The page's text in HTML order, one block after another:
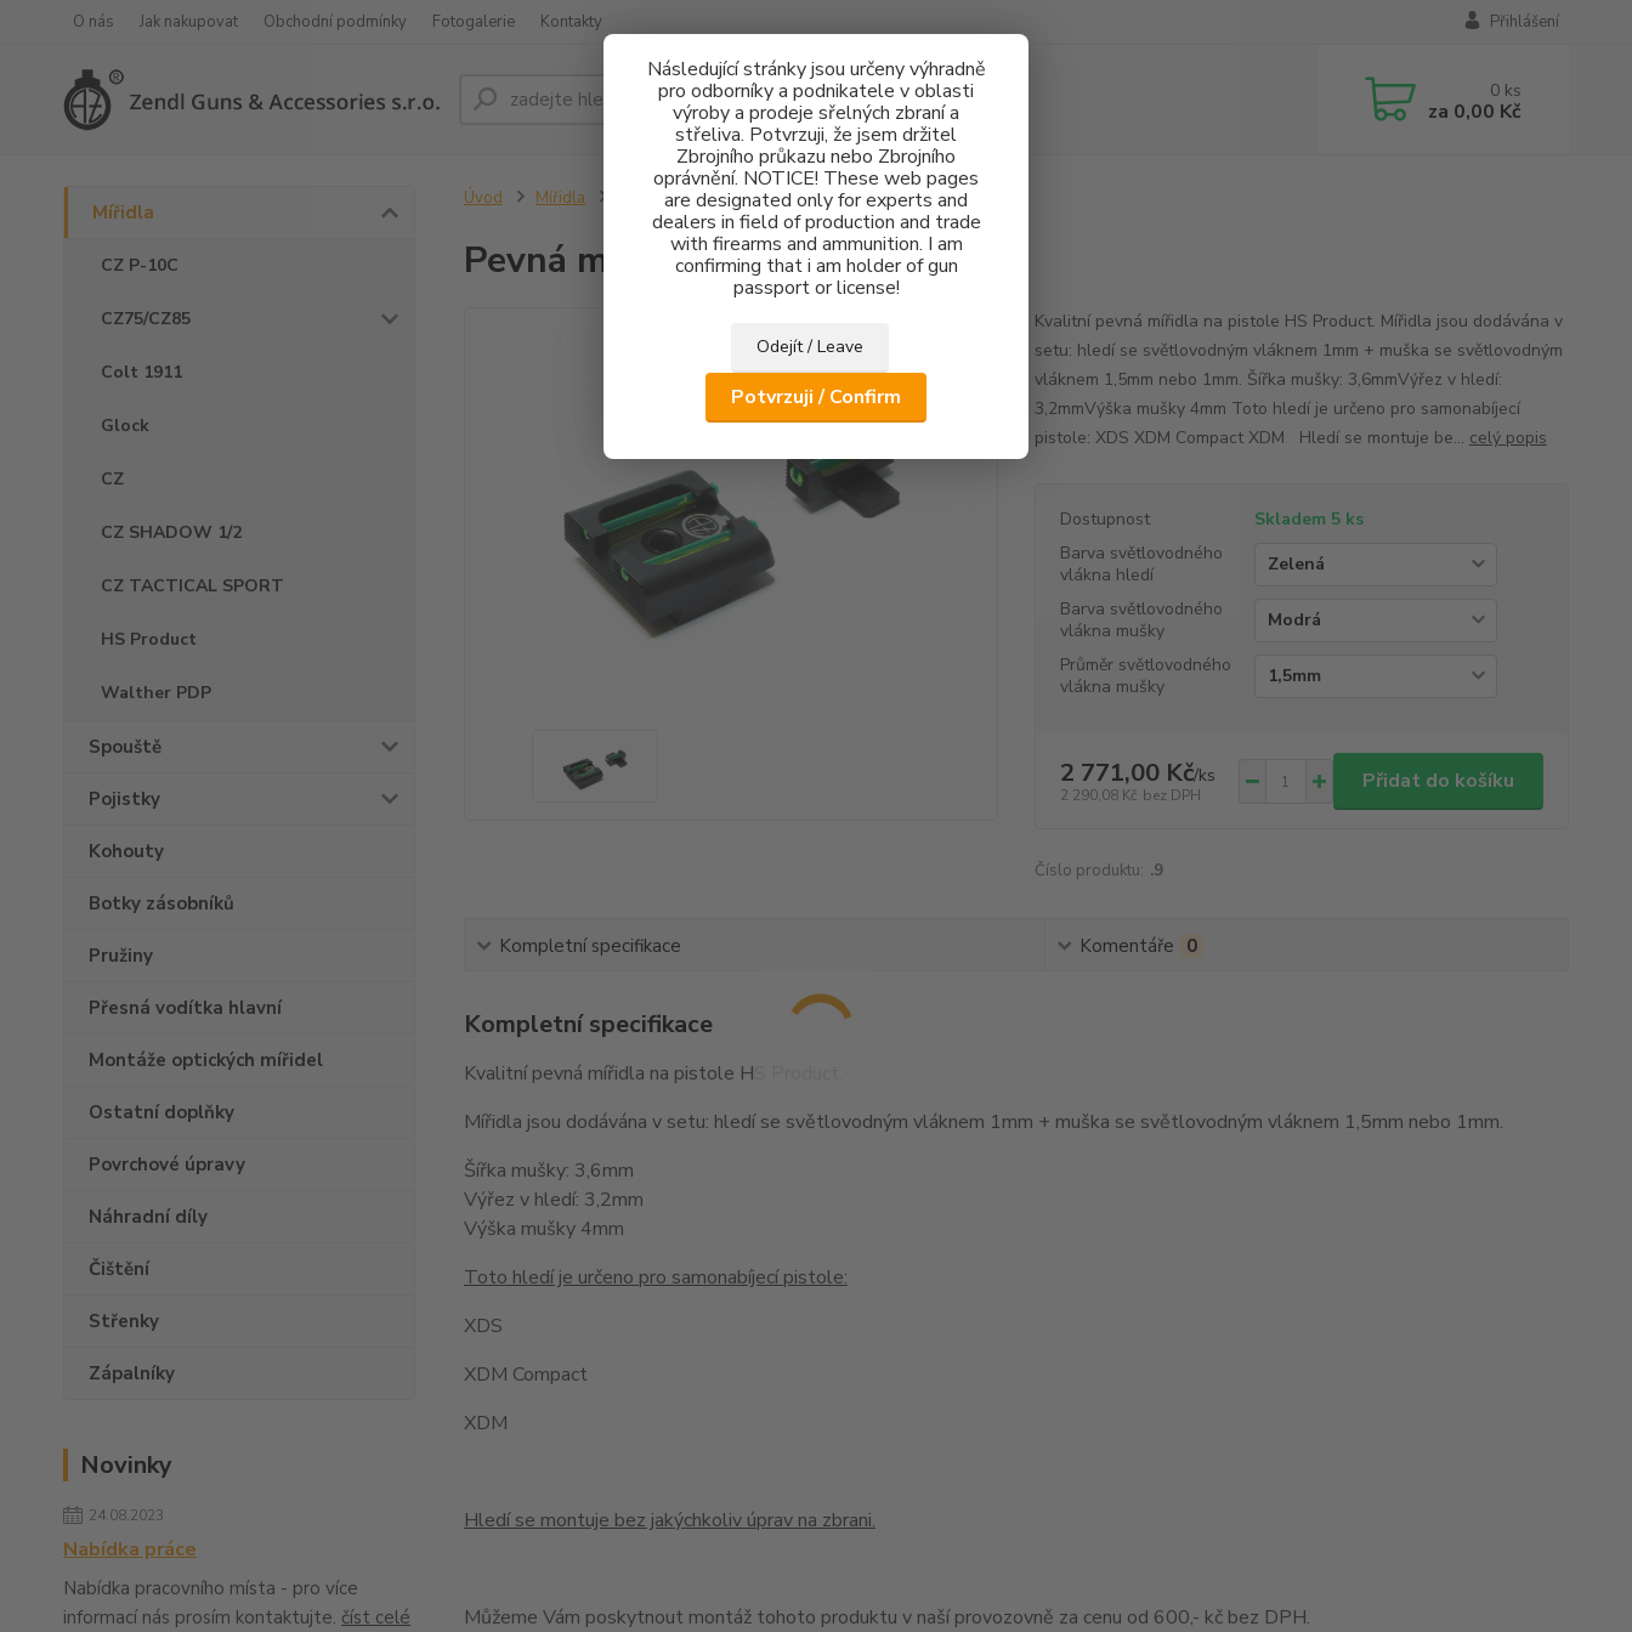
Následující stránky jsou určeny výhradně
pro odborníky a podnikatele v oblasti
výroby a prodeje sřelných zbraní a
střeliva. Potvrzuji, že jsem držitel
Zbrojního průkazu nebo Zbrojního
oprávnění. NOTICE! These web pages
are designated only for experts and
dealers in field of production and trade
with firearms and ammunition. I am
confirming that i am holder of gun
passport or license!
Odejít / Leave
Potvrzuji / Confirm
O nás Jak nakupovat Obchodní podmínky Fotogalerie Kontakty Přihlášení
Hledat 0 ks
za 0,00 Kč
Mířidla
CZ P-10C
CZ75/CZ85
Colt 1911
Glock
CZ
CZ SHADOW 1/2
CZ TACTICAL SPORT
HS Product
Walther PDP
Spouště
Pojistky
Kohouty
Botky zásobníků
Pružiny
Přesná vodítka hlavní
Montáže optických mířidel
Ostatní doplňky
Povrchové úpravy
Náhradní díly
Čištění
Střenky
Zápalníky
Novinky
24.08.2023
Nabídka práce
Nabídka pracovního místa - pro více
informací nás prosím kontaktujte. číst celé
Úvod Mířidla Pevná mířidla HS Product FO
Pevná mířidla HS Product FO
Kvalitní pevná mířidla na pistole HS Product. Mířidla jsou dodávána v
setu: hledí se světlovodným vláknem 1mm + muška se světlovodným
vláknem 1,5mm nebo 1mm. Šířka mušky: 3,6mmVýřez v hledí:
3,2mmVýška mušky 4mm Toto hledí je určeno pro samonabíjecí
pistole: XDS XDM Compact XDM Hledí se montuje be... celý popis
Dostupnost
Skladem 5 ks
Barva světlovodného
vlákna hledí
Barva světlovodného
vlákna mušky
Průměr světlovodného
vlákna mušky
2 771,00 Kč/ks
2 290,08 Kč bez DPH
Přidat do košíku
Číslo produktu: .9
Kompletní specifikace Komentáře 0
Kompletní specifikace
Kvalitní pevná mířidla na pistole HS Product.
Mířidla jsou dodávána v setu: hledí se světlovodným vláknem 1mm + muška se světlovodným vláknem 1,5mm nebo 1mm.
Šířka mušky: 3,6mm
Výřez v hledí: 3,2mm
Výška mušky 4mm
Toto hledí je určeno pro samonabíjecí pistole:
XDS
XDM Compact
XDM
Hledí se montuje bez jakýchkoliv úprav na zbrani.
Můžeme Vám poskytnout montáž tohoto produktu v naší provozovně za cenu od 600,- kč bez DPH.